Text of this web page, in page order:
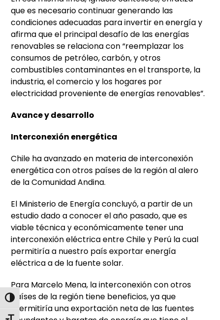
Alternar alto contraste
que es necesario continuar generando las
condiciones adecuadas para invertir en energía y
afirma que el principal desafío de las energías
renovables se relaciona con “reemplazar los
consumos de petróleo, carbón, y otros
combustibles contaminantes en el transporte, la
industria, el comercio y los hogares por
electricidad proveniente de energías renovables”.
Avance y desarrollo
Interconexión energética
Chile ha avanzado en materia de interconexión
energética con otros países de la región al alero
de la Comunidad Andina.
El Ministerio de Energía concluyó, a partir de un
estudio dado a conocer el año pasado, que es
viable técnica y económicamente tener una
interconexión eléctrica entre Chile y Perú la cual
permitiría a nuestro país exportar energía
eléctrica a de la fuente solar.
Para Marcelo Mena, la interconexión con otros
países de la región tiene beneficios, ya que
“permitiría una exportación neta de las fuentes